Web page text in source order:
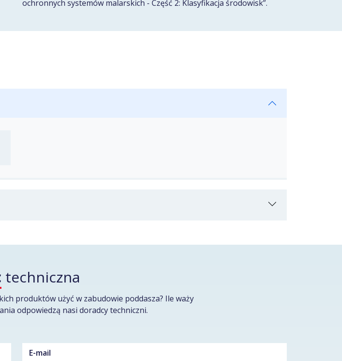
ochronnych systemów malarskich - Część 2: Klasyfikacja środowisk”.
techniczna
produktów użyć w zabudowie poddasza? Ile waży
odpowiedzą nasi doradcy techniczni.